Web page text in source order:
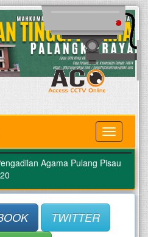
MENU
Agama Pulang Pisau
TWITTER